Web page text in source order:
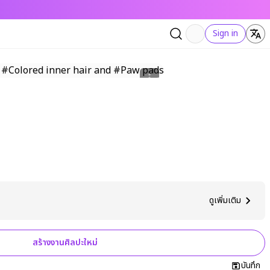
Sign in
ดูเพิ่มเติม
สร้างงานศิลปะใหม่
บันทึก